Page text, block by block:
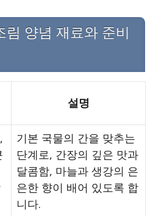
림 양념 재료와 준비
설명
기본 국물의 간을 맞추는
단계로, 간장의 깊은 맛과
달콤함, 마늘과 생강의 은
은한 향이 배어 있도록 합
니다.